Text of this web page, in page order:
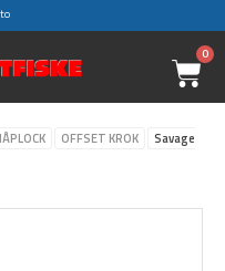
0
OFFSET KROK
Savage